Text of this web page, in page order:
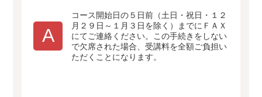
A
コース開始日の５日前（土日・祝日・１２
月２９日～１月３日を除く）までにＦＡＸ
にてご連絡ください。この手続きをしない
で欠席された場合、受講料を全額ご負担い
ただくことになります。